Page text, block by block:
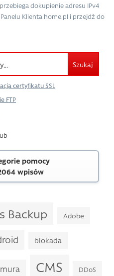
dokupienie adresu IPv4
Klienta home.pl i przejdź do
Szukaj
certyfikatu SSL
FTP
pomocy
wpisów
Backup Adobe
blokada
CMS DDoS